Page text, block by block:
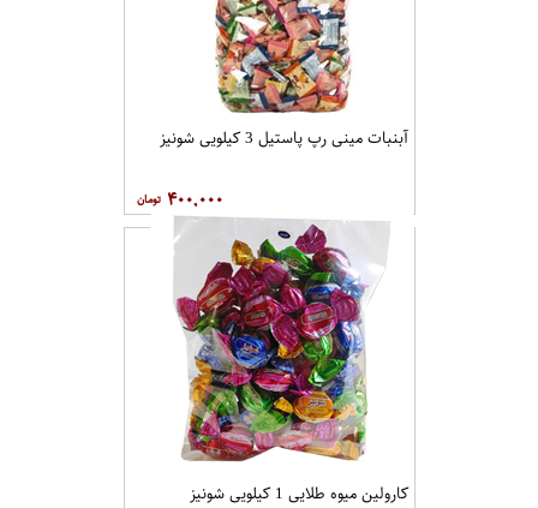
آبنبات مینی رپ پاستیل 3 کیلویی شونیز
۴۰۰,۰۰۰
کارولین میوه طلایی 1 کیلویی شونیز